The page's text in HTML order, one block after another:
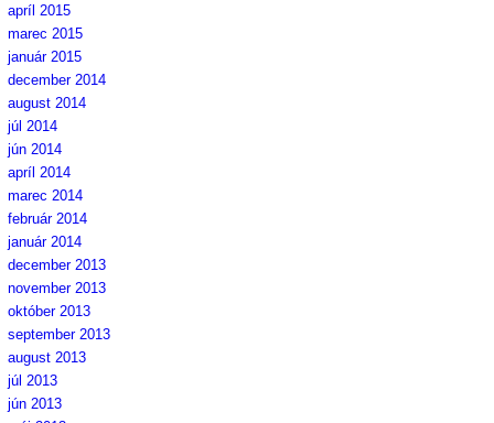
apríl 2015
marec 2015
január 2015
december 2014
august 2014
júl 2014
jún 2014
apríl 2014
marec 2014
február 2014
január 2014
december 2013
november 2013
október 2013
september 2013
august 2013
júl 2013
jún 2013